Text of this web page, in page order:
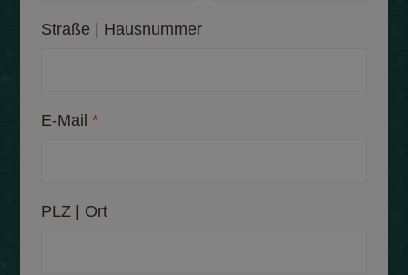
Straße | Hausnummer
E-Mail *
PLZ | Ort